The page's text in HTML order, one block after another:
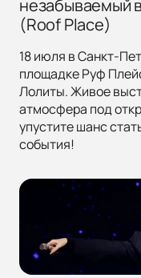
незабываемый
(Roof Place)
18 июля в Санкт-
площадке Руф
Лолиты. Живое
атмосфера под
упустите шанс
события!